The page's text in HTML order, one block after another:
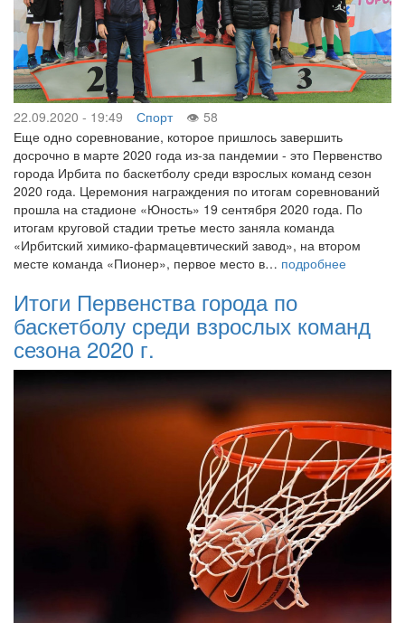
22.09.2020 - 19:49 Спорт
58
Еще одно соревнование, которое пришлось завершить
досрочно в марте 2020 года из-за пандемии - это Первенство
города Ирбита по баскетболу среди взрослых команд сезон
2020 года. Церемония награждения по итогам соревнований
прошла на стадионе «Юность» 19 сентября 2020 года. По
итогам круговой стадии третье место заняла команда
«Ирбитский химико-фармацевтический завод», на втором
месте команда «Пионер», первое место в… подробнее
Итоги Первенства города по
баскетболу среди взрослых команд
сезона 2020 г.